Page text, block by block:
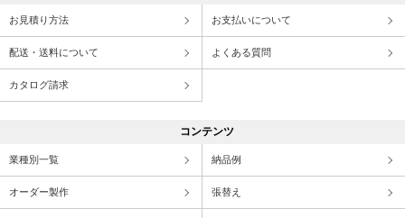
お見積り方法 お支払いについて
配送・送料について よくある質問
カタログ請求
コンテンツ
業種別一覧 納品例
オーダー製作 張替え